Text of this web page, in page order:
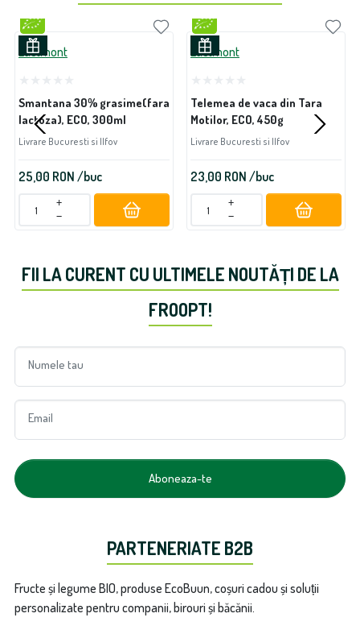
Lactmont
Smantana 30% grasime(fara
lactoza), ECO, 300ml
Livrare Bucuresti si Ilfov
25,00 RON /buc
+
−
Lactmont
Telemea de vaca din Tara
Motilor, ECO, 450g
Livrare Bucuresti si Ilfov
23,00 RON /buc
+
−
FII LA CURENT CU ULTIMELE NOUTĂȚI DE LA
FROOPT!
Numele tau
Email
Aboneaza-te
PARTENERIATE B2B
Fructe și legume BIO, produse EcoBuun, coșuri cadou și soluții
personalizate pentru companii, birouri și băcănii.